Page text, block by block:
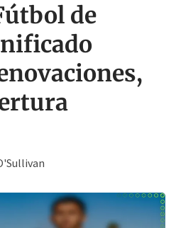
de